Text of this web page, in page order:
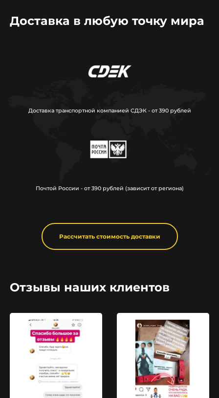
Доставка в любую точку мира
Доставка транспортной компанией СДЭК - от 390 рублей
Почтой России - от 390 рублей (зависит от региона)
Рассчитать стоимость доставки
Отзывы наших клиентов